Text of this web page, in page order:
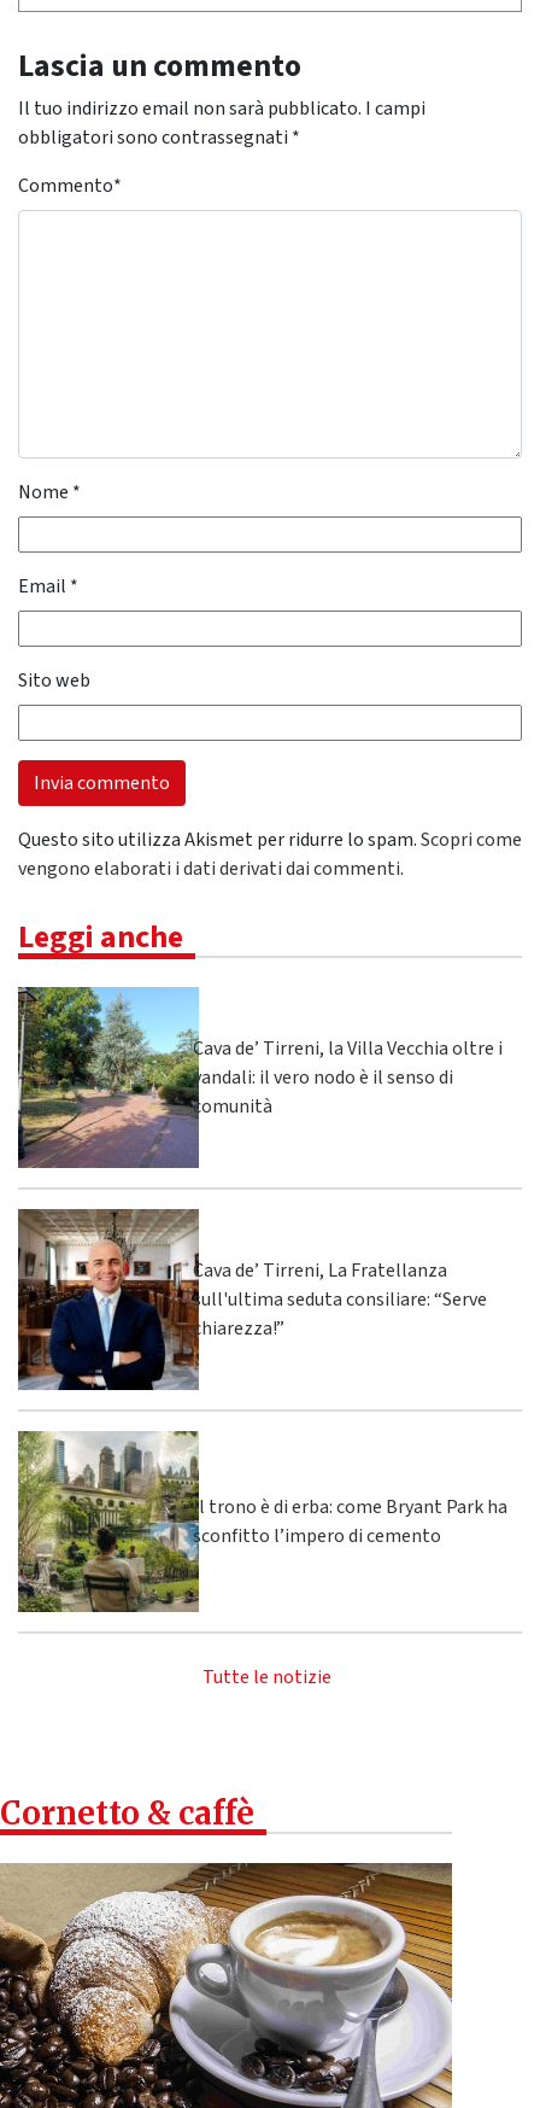
Lascia un commento
Il tuo indirizzo email non sarà pubblicato. I campi
obbligatori sono contrassegnati *
Commento*
Nome *
Email *
Sito web
Questo sito utilizza Akismet per ridurre lo spam.Scopri come
vengono elaborati i dati derivati dai commenti.
Leggi anche
Cava de’ Tirreni, la Villa Vecchia oltre i
vandali: il vero nodo è il senso di
comunità
Cava de’ Tirreni, La Fratellanza
sull'ultima seduta consiliare: “Serve
chiarezza!”
Il trono è di erba: come Bryant Park ha
sconfitto l’impero di cemento
Tutte le notizie
Cornetto & caffè